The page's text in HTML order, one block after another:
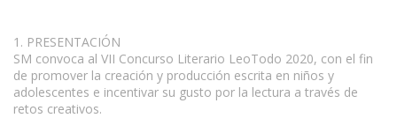
1. PRESENTACIÓN
SM convoca al VII Concurso Literario LeoTodo 2020, con el fin
de promover la creación y producción escrita en niños y
adolescentes e incentivar su gusto por la lectura a través de
retos creativos.